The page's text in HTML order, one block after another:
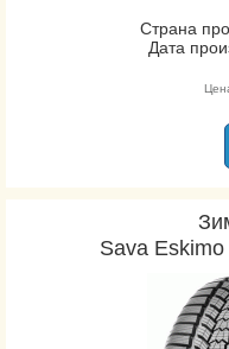
Страна
Дата
Sava